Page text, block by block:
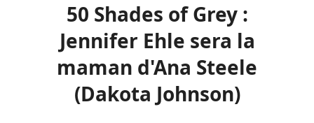
50 Shades of Grey :
Jennifer Ehle sera la
maman d'Ana Steele
(Dakota Johnson)